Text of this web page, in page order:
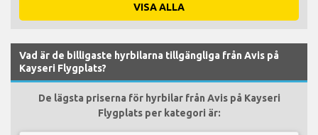
VISA ALLA
Vad är de billigaste hyrbilarna tillgängliga från Avis på
Kayseri Flygplats?
De lägsta priserna för hyrbilar från Avis på Kayseri
Flygplats per kategori är: